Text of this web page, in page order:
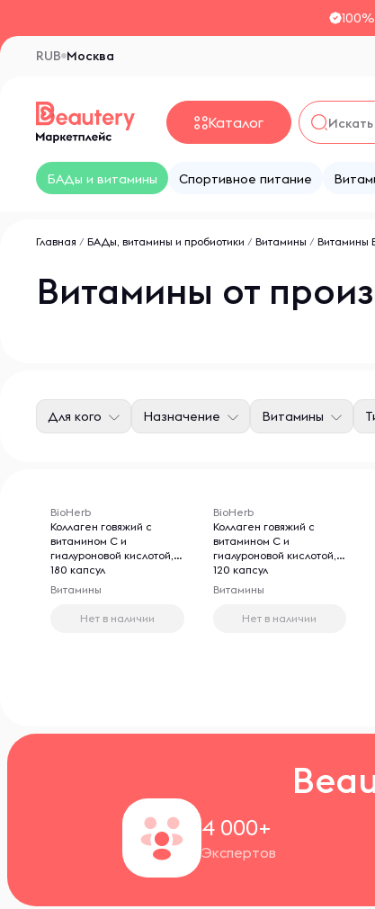
Москва
RUB
Каталог
БАДы и витамины Спортивное питание
Главная / БАДы, витамины и пробиотики / Витамины / Витамины
Витамины от
Для кого Назначение Витамины
BioHerb
Коллаген говяжий с
витамином С и
гиалуроновой кислотой,
180 капсул
Витамины
Нет в наличии
BioHerb
Коллаген говяжий с
витамином С и
гиалуроновой кислотой,
120 капсул
Витамины
Нет в наличии
4 000+
Экспертов